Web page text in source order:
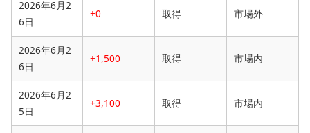
2026年6月2
6日
+0 取得 市場外
2026年6月2
6日
+1,500 取得 市場内
2026年6月2
5日
+3,100 取得 市場内